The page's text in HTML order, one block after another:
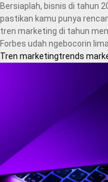
Bersiaplah, bisnis di tahun
pastikan kamu punya
tren marketing di tahun
Forbes udah ngebocorin
Tren marketingtrends